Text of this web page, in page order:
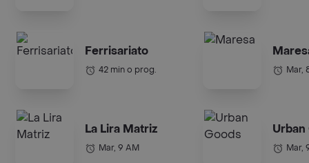
Ferrisariato
42 min o prog.
La Lira Matriz
Mar, 9 AM
Mar,
Mar,